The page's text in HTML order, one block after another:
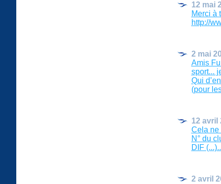
12 mai
Merci à
http://
2 mai
Amis
sport...
Qui
(pour
12 avril
Cela ne
N° du
DIF
2 avril